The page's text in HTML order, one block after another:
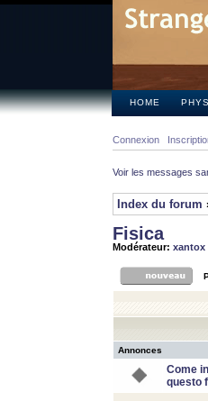
HOME
Connexion
Voir les messages
Index du forum
Fisica
Modérateur: xantox
Annonces
Come
questo